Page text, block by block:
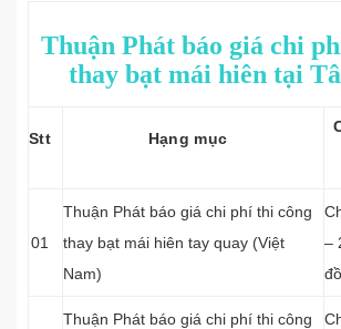
Thuận Phát báo giá chi
thay bạt mái hiên tại
Stt Hạng mục
01
Thuận Phát báo giá chi phí thi công
thay bạt mái hiên tay quay (Việt
Nam)
–
Thuận Phát báo giá chi phí thi công